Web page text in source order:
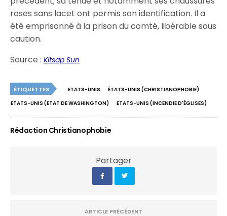
roses sans lacet ont permis son identification. Il a
été emprisonné à la prison du comté, libérable sous
caution.
Source :Kitsap Sun
ÉTIQUETTES ETATS-UNIS
ÉTATS-UNIS (CHRISTIANOPHOBIE)
ETATS-UNIS (ETAT DE WASHINGTON)
ETATS-UNIS (INCENDIE D'ÉGLISES)
Rédaction Christianophobie
Partager
ARTICLE PRÉCÉDENT